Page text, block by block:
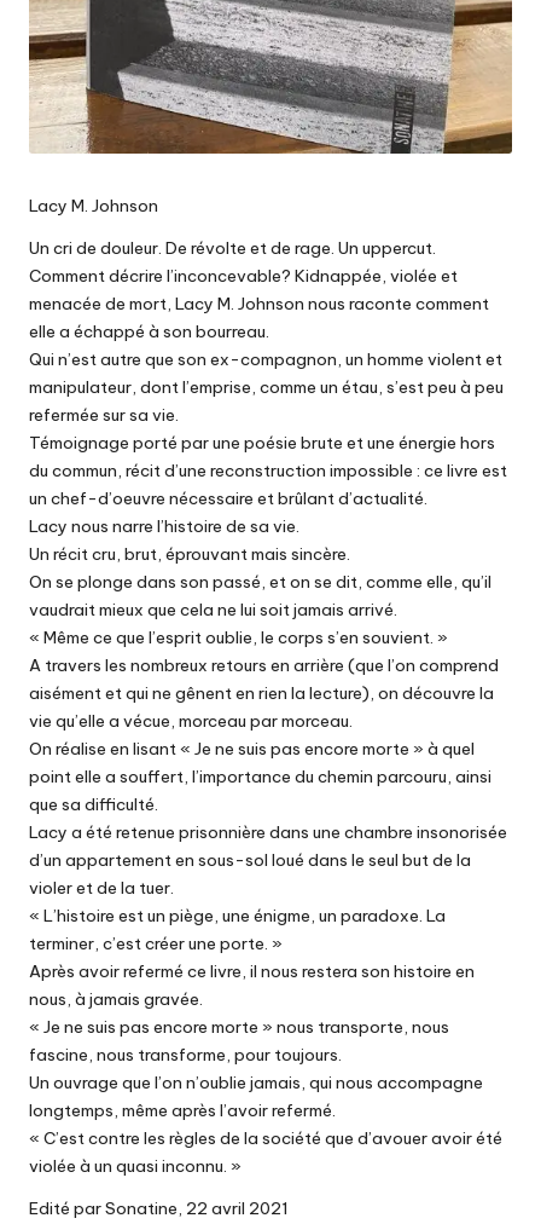
Lacy M. Johnson
Un cri de douleur. De révolte et de rage. Un uppercut.
Comment décrire l’inconcevable? Kidnappée, violée et
menacée de mort, Lacy M. Johnson nous raconte comment
elle a échappé à son bourreau.
Qui n’est autre que son ex-compagnon, un homme violent et
manipulateur, dont l’emprise, comme un étau, s’est peu à peu
refermée sur sa vie.
Témoignage porté par une poésie brute et une énergie hors
du commun, récit d’une reconstruction impossible : ce livre est
un chef-d’oeuvre nécessaire et brûlant d’actualité.
Lacy nous narre l’histoire de sa vie.
Un récit cru, brut, éprouvant mais sincère.
On se plonge dans son passé, et on se dit, comme elle, qu’il
vaudrait mieux que cela ne lui soit jamais arrivé.
« Même ce que l’esprit oublie, le corps s’en souvient. »
A travers les nombreux retours en arrière (que l’on comprend
aisément et qui ne gênent en rien la lecture), on découvre la
vie qu’elle a vécue, morceau par morceau.
On réalise en lisant « Je ne suis pas encore morte » à quel
point elle a souffert, l’importance du chemin parcouru, ainsi
que sa difficulté.
Lacy a été retenue prisonnière dans une chambre insonorisée
d’un appartement en sous-sol loué dans le seul but de la
violer et de la tuer.
« L’histoire est un piège, une énigme, un paradoxe. La
terminer, c’est créer une porte. »
Après avoir refermé ce livre, il nous restera son histoire en
nous, à jamais gravée.
« Je ne suis pas encore morte » nous transporte, nous
fascine, nous transforme, pour toujours.
Un ouvrage que l’on n’oublie jamais, qui nous accompagne
longtemps, même après l’avoir refermé.
« C’est contre les règles de la société que d’avouer avoir été
violée à un quasi inconnu. »
Edité par Sonatine, 22 avril 2021